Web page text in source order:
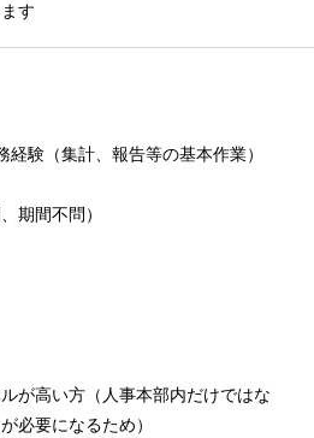
す
経験（集計、報告等の基本作業）
期間不問）
が高い方（人事本部内だけではな
必要になるため）